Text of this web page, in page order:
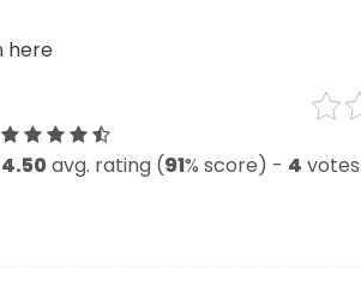
here
4.50avg. rating (91% score) - 4 votes